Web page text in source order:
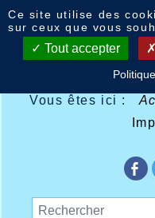
Vous êtes ici :
Ce site utilise des
sur ceux que vous
Tout accepter